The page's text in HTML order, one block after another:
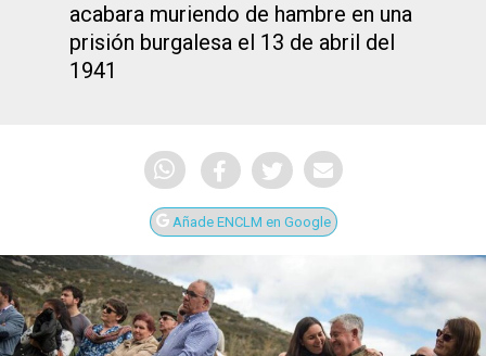
acabara muriendo de hambre en una
prisión burgalesa el 13 de abril del
1941
Añade ENCLM en Google